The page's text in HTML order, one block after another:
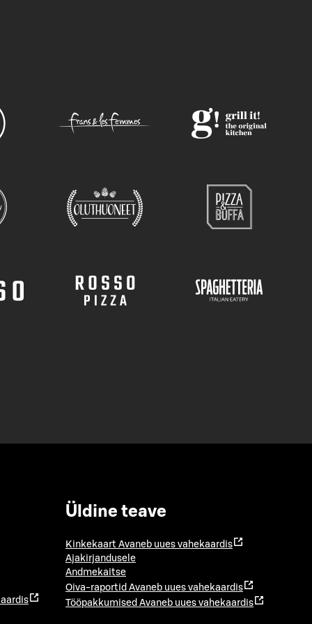
Üldine teave
Kinkekaart Avaneb uues vahekaardis
Ajakirjandusele
Andmekaitse
Oiva-raportid Avaneb uues vahekaardis
Tööpakkumised Avaneb uues vahekaardis